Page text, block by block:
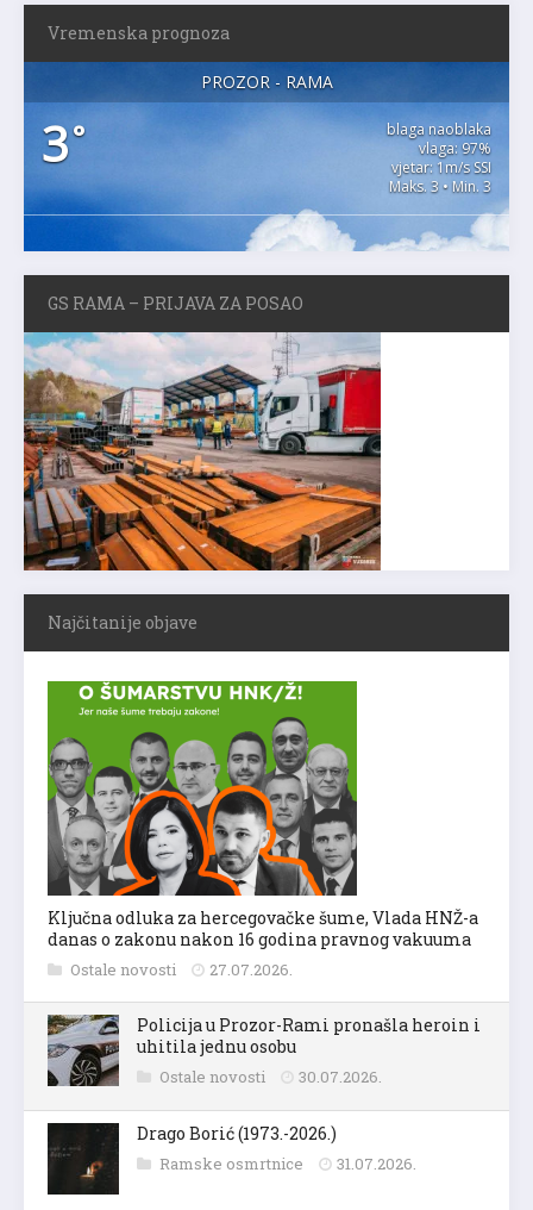
Vremenska prognoza
PROZOR - RAMA
3°
blaga naoblaka
vlaga: 97%
vjetar: 1m/s SSI
Maks. 3 • Min. 3
GS RAMA – PRIJAVA ZA POSAO
Najčitanije objave
Ključna odluka za hercegovačke šume, Vlada HNŽ-a
danas o zakonu nakon 16 godina pravnog vakuuma
Ostale novosti 27.07.2026.
Policija u Prozor-Rami pronašla heroin i
uhitila jednu osobu
Ostale novosti 30.07.2026.
Drago Borić (1973.-2026.)
Ramske osmrtnice 31.07.2026.